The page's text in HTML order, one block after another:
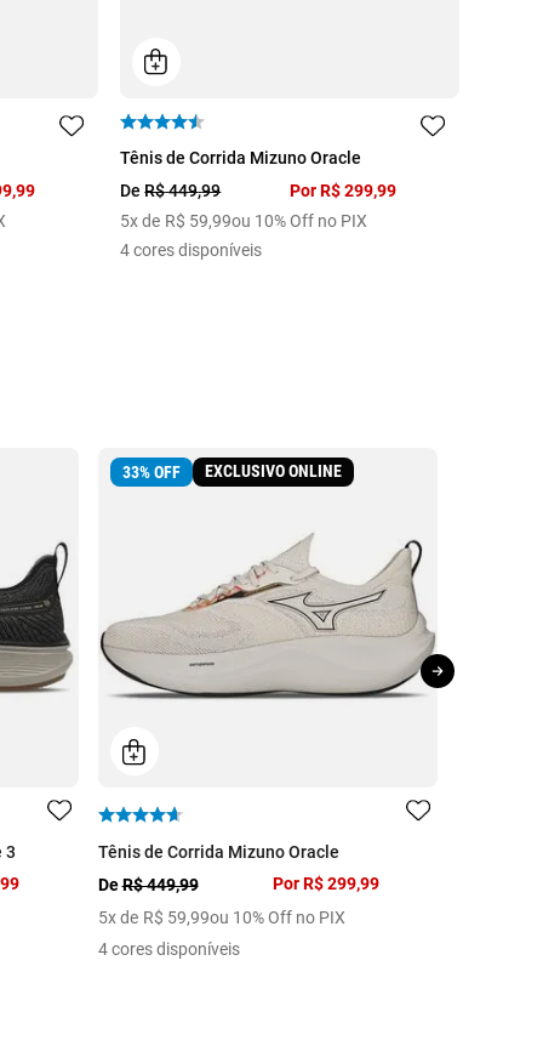
,99
38
Tênis de Corrida Mizuno Oracle
DeR$449,99 PorR$ 299,99
5x de R$ 59,99ou 10% Off no PIX
4 cores disponíveis
3
33%OFF EXCLUSIVO ONLINE
Tênis de Corrida Mizuno Oracle
DeR$ 449,99
5x de R$ 59,99ou 10% Off no PIX
Por R$ 299,99
4 cores disponíveis